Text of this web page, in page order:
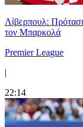
Λίβερπουλ:
τον Μπαρκολά
Premier League
|
22:14